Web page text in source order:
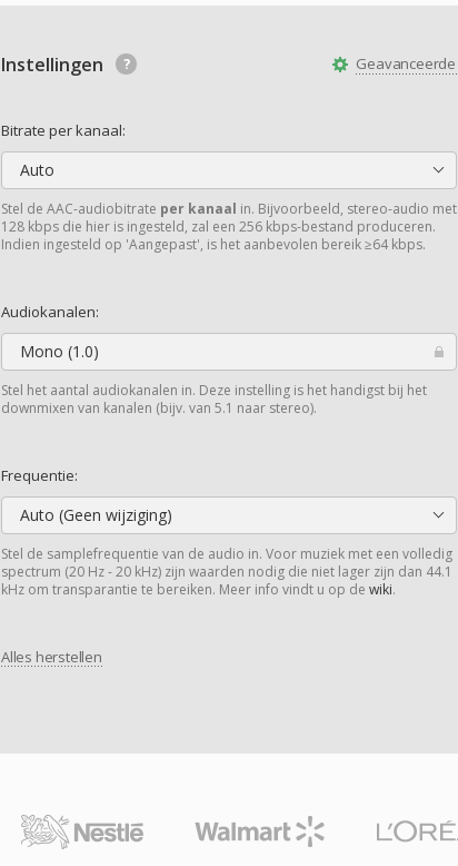
Geavanceerde
Instellingen
Bitrate per kanaal:
Auto
Stel de AAC-audiobitrate per kanaal in. Bijvoorbeeld, stereo-audio met
128 kbps die hier is ingesteld, zal een 256 kbps-bestand produceren.
Indien ingesteld op 'Aangepast', is het aanbevolen bereik ≥64 kbps.
Audiokanalen:
Mono (1.0)
Stel het aantal audiokanalen in. Deze instelling is het handigst bij het
downmixen van kanalen (bijv. van 5.1 naar stereo).
Frequentie:
Auto (Geen wijziging)
Stel de samplefrequentie van de audio in. Voor muziek met een volledig
spectrum (20 Hz - 20 kHz) zijn waarden nodig die niet lager zijn dan 44.1
kHz om transparantie te bereiken. Meer info vindt u op de wiki.
Alles herstellen